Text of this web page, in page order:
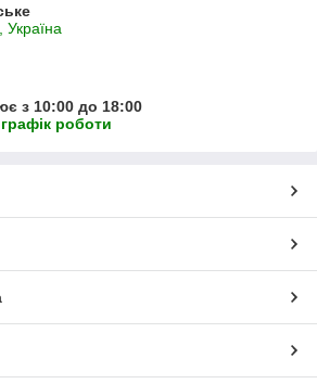
з 10:00 до 18:00
роботи